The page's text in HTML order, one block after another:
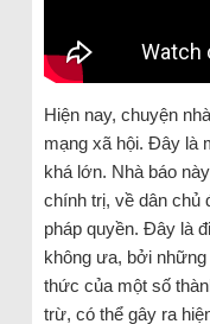
Hiện nay, chuyện
mạng xã hội. Đây là
khá lớn. Nhà báo
chính trị, về dân chủ
pháp quyền. Đây là
không ưa, bởi những
thức của một số
trừ, có thể gây ra